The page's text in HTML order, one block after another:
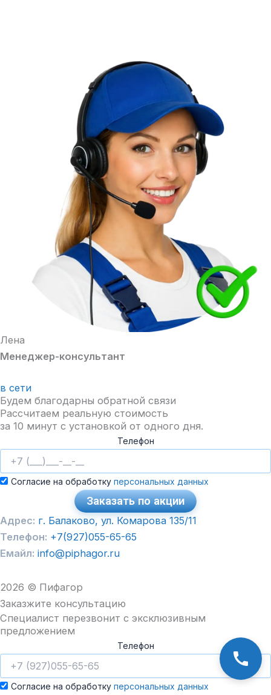
Лена
Менеджер-консультант
в сети
Будем благодарны обратной связи
Рассчитаем реальную стоимость
за 10 минут с установкой от одного дня.
Телефон
Согласие на обработку персональных данных
Заказать по акции
Адрес: г. Балаково, ул. Комарова 135/11
Телефон: +7(927)055-65-65
Емайл: info@piphagor.ru
2026 © Пифагор
Заказжите консультацию
Специалист перезвонит с эксклюзивным
предложением
Телефон
Согласие на обработку персональных данных